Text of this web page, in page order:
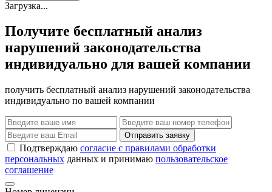
Загрузка...
Получите бесплатный анализ
нарушений законодательства
индивидуально для вашей компании
получить бесплатный анализ нарушений законодательства
индивидуально по вашей компании
Отправить заявку
Подтверждаю согласие с правилами обработки
персональных данных и принимаю пользовательское
соглашение